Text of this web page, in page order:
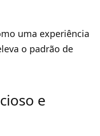
uma experiência
o padrão de
e